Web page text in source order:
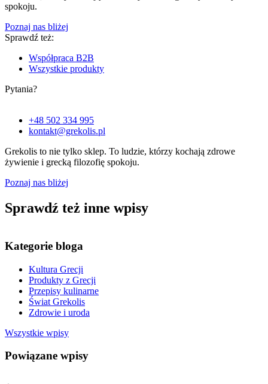
spokoju.
Poznaj nas bliżej
Sprawdź też:
Współpraca B2B
Wszystkie produkty
Pytania?
+48 502 334 995
kontakt@grekolis.pl
Grekolis to nie tylko sklep. To ludzie, którzy kochają zdrowe
żywienie i grecką filozofię spokoju.
Poznaj nas bliżej
Sprawdź też inne wpisy
Kategorie bloga
Kultura Grecji
Produkty z Grecji
Przepisy kulinarne
Świat Grekolis
Zdrowie i uroda
Wszystkie wpisy
Powiązane wpisy